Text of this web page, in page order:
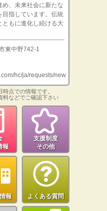
、未来社会に新たな
目指しています。伝統
ともに進化し続ける大
東中野742-1
hc/ja/requests/new
点での情報です。
料などでご確認下さい
報
支援制度
その他
報 よくある質問